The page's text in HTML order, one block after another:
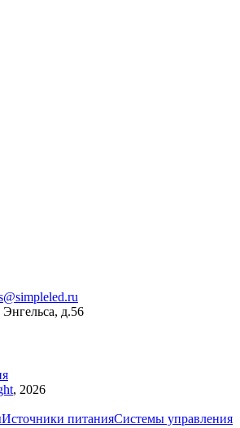
д.56
, 2026
Источники питанияСистемы управления